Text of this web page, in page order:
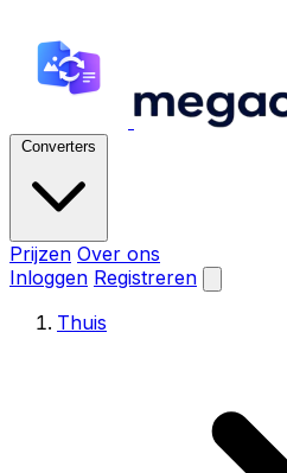
Converters
Prijzen Over ons
Inloggen Registreren
Thuis